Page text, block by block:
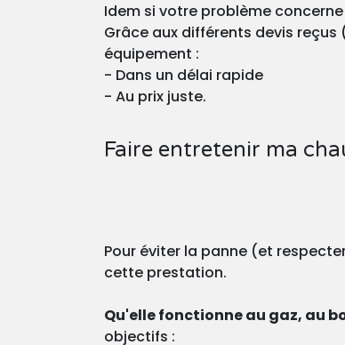
Idem si votre problème
Grâce aux différents devis
équipement :
- Dans un délai rapide
- Au prix juste.
Faire entretenir ma
Pour éviter la panne (et
cette prestation.
Qu'elle fonctionne au gaz, au
objectifs :